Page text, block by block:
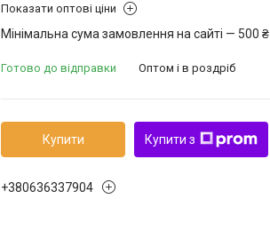
Показати оптові ціни
Мінімальна сума замовлення на сайті — 500 ₴
Готово до відправки Оптом і в роздріб
Купити Купити з
+380636337904